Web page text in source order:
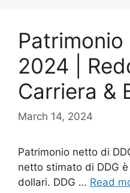
2024 |
Carriera &
March 14, 2024
Patrimonio netto di
netto stimato di DDG
dollari. DDG … Read